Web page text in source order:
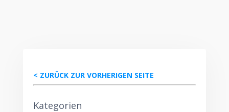
< ZURÜCK ZUR VORHERIGEN SEITE
Kategorien